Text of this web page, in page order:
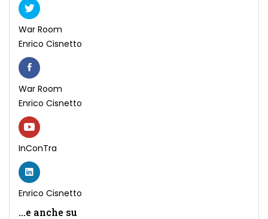
War Room
Enrico Cisnetto
War Room
Enrico Cisnetto
InConTra
Enrico Cisnetto
...e anche su